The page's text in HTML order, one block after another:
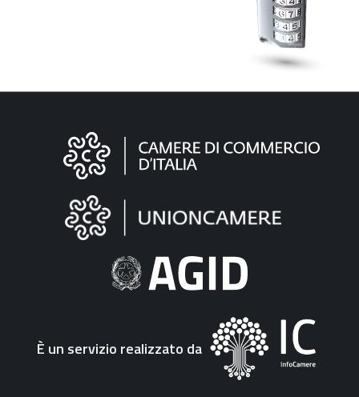
Informazioni
"Fattura
Elettronica"
È un servizio realizzato da